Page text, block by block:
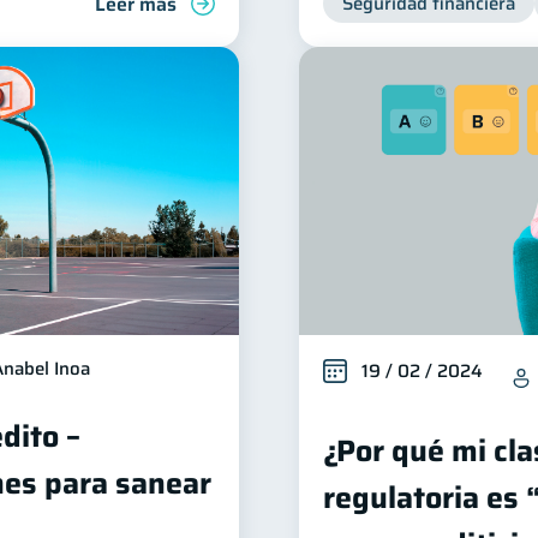
Inoa
–
para sanear
19 / 02 / 2024
¿Por qué mi
regulatoria es